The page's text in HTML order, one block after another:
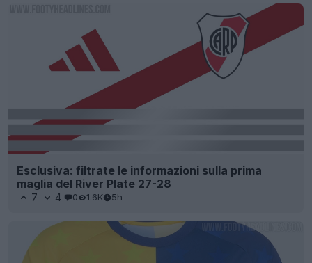
Esclusiva: filtrate le informazioni sulla prima
maglia del River Plate 27-28
7 4 0 1.6K 5h